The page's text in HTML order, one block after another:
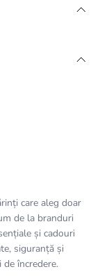
care aleg doar
de la branduri
și cadouri
siguranță și
încredere.